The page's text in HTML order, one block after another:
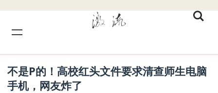
不是P的！高校红头文件要求清查师生电脑
手机，网友炸了